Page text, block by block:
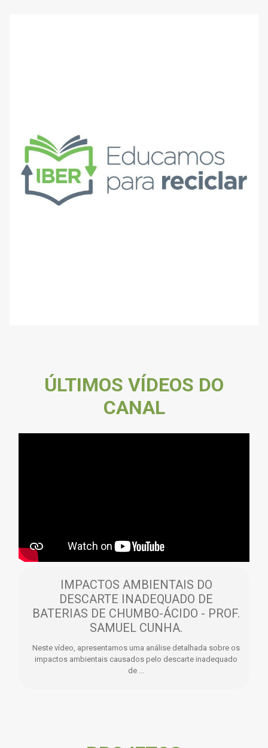
ÚLTIMOS VÍDEOS DO
CANAL
IMPACTOS AMBIENTAIS DO
DESCARTE INADEQUADO DE
BATERIAS DE CHUMBO-ÁCIDO - PROF.
SAMUEL CUNHA.
Neste vídeo, apresentamos uma análise detalhada sobre os
impactos ambientais causados pelo descarte inadequado
de ...